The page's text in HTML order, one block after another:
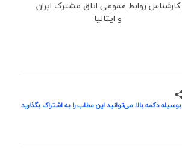
کارشناس روابط عمومی اتاق مشترک ایران
و ایتالیا
بوسیله دکمه بالا می‌توانید این مطلب را به اشتراک بگذارید